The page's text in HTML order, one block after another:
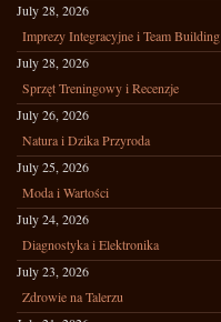
July 28, 2026
Imprezy Integracyjne i Team Building
July 28, 2026
Sprzęt Treningowy i Recenzje
July 26, 2026
Natura i Dzika Przyroda
July 25, 2026
Moda i Wartości
July 24, 2026
Diagnostyka i Elektronika
July 23, 2026
Zdrowie na Talerzu